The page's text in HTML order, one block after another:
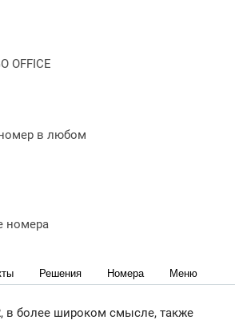
OFFICE
в любом
номера
Решения Номера Меню
обслуживания
rate)
rate) может быть полезен для
эффективности
службой поддержки, того,
колл-центра (или контакт-
запросы. Также он может
в более широком смысле, также